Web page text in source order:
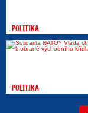
POLITIKA
POLITIKA